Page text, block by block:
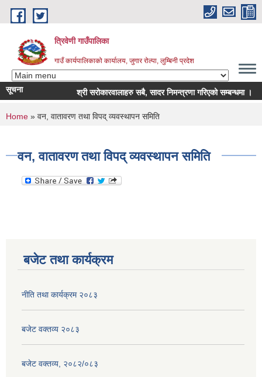
Skip to main content
त्रिवेणी गाउँपालिका
गाउँ कार्यपालिकाको कार्यालय, जुगार रोल्पा, लुम्बिनी प्रदेश
सूचना श्री सरोकारवालाहरु सबै, सादर निमन्त्रणा गरिएको सम्बन्धमा ।
You are here
Home » वन, वातावरण तथा विपद् व्यवस्थापन समिति
वन, वातावरण तथा विपद् व्यवस्थापन समिति
बजेट तथा कार्यक्रम
नीति तथा कार्यक्रम २०८३
बजेट वक्तव्य २०८३
बजेट वक्तव्य, २०८२/०८३